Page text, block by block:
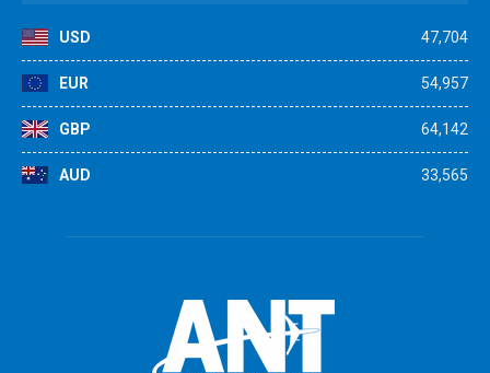
USD 47,704
EUR 54,957
GBP 64,142
AUD 33,565